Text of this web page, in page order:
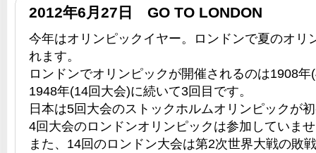
2012年6月27日 GO TO LONDON
今年はオリンピックイヤー。ロンドンで夏のオリ
れます。
ロンドンでオリンピックが開催されるのは1908年
1948年(14回大会)に続いて3回目です。
日本は5回大会のストックホルムオリンピックが
4回大会のロンドンオリンピックは参加していま
また、14回のロンドン大会は第2次世界大戦の敗